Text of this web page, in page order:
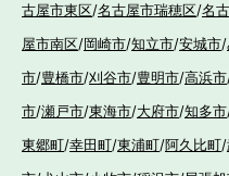
古屋市東区/名古屋市瑞穂区/名
屋市南区/岡崎市/知立市/安城市/
市/豊橋市/刈谷市/豊明市/高浜市
市/瀬戸市/東海市/大府市/知多市
東郷町/幸田町/東浦町/阿久比町/